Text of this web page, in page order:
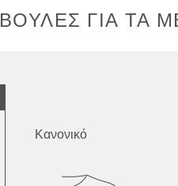
ΓΙΑ ΤΑ
Κανονικό